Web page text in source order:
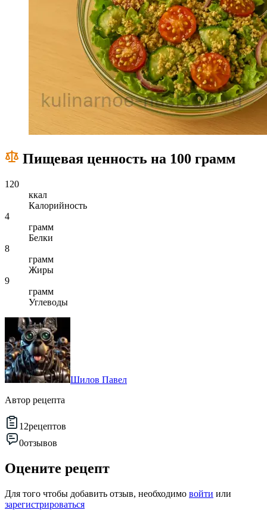
Пищевая ценность на 100 грамм
120
ккал
Калорийность
4
грамм
Белки
8
грамм
Жиры
9
грамм
Углеводы
Шилов Павел
Автор рецепта
12рецептов
0отзывов
Оцените рецепт
Для того чтобы добавить отзыв, необходимо войти или
зарегистрироваться